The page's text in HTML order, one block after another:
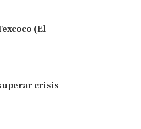
(El
crisis